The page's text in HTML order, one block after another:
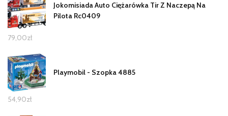
Jokomisiada Auto Ciężarówka Tir Z Naczepą Na
Pilota Rc0409
79,00zł
Playmobil - Szopka 4885
54,90zł